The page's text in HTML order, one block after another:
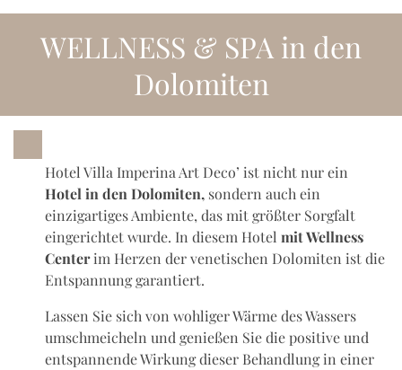
WELLNESS & SPA in den
Dolomiten
Hotel Villa Imperina Art Deco’ ist nicht nur ein
Hotel in den Dolomiten, sondern auch ein
einzigartiges Ambiente, das mit größter Sorgfalt
eingerichtet wurde. In diesem Hotelmit Wellness
Centerim Herzen der venetischen Dolomiten ist die
Entspannung garantiert.
Lassen Sie sich von wohliger Wärme des Wassers
umschmeicheln und genießen Sie die positive und
entspannende Wirkung dieser Behandlung in einer